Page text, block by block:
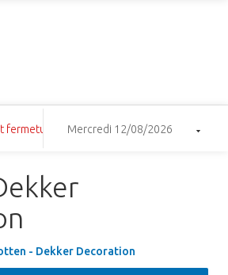
fermeture: 4:17:12Mercredi 12/08/2026
- Dekker Decoration